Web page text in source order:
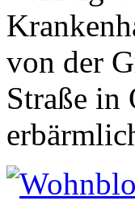
von der
Straße in